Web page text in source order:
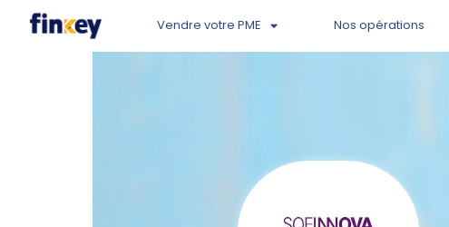
Vendre votre PME Nos opérations